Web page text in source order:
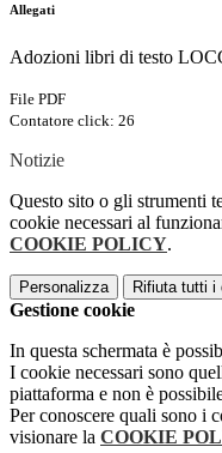
Allegati
Adozioni libri di testo
File PDF
Contatore click: 26
Notizie
Questo sito o gli strumenti
cookie necessari al
COOKIE POLICY.
Personalizza Rifiuta tutti i
Gestione cookie
In questa schermata è
I cookie necessari sono
piattaforma e non è
Per conoscere quali sono i
visionare la COOKIE